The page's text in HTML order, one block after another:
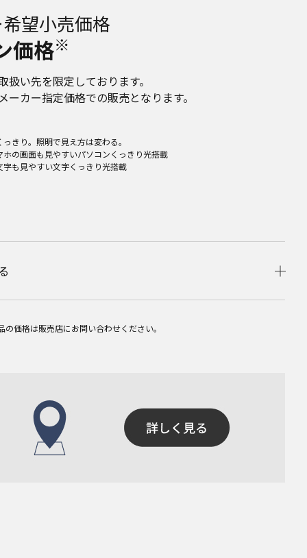
望小売価格
価格※
扱い先を限定しております。
ーカー指定価格での販売となります。
きり。照明で見え方は変わる。
ホの画面も見やすいパソコンくっきり光搭載
字も見やすい文字くっきり光搭載
価格は販売店にお問い合わせください。